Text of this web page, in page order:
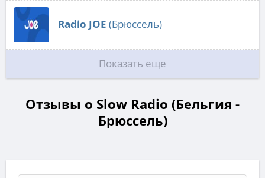
Radio JOE (Брюссель)
Показать еще
Отзывы о Slow Radio (Бельгия -
Брюссель)